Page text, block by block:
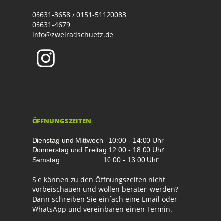
06631-3658 / 0151-51120083
06631-4679
info@zweiradschuetz.de
ÖFFNUNGSZEITEN
Dienstag und Mittwoch
10:00 - 14:00 Uhr
Donnerstag und Freitag 12:00 - 18:00 Uhr
Samstag 10:00 - 13:00 Uhr
Sie können zu den Öffnungszeiten nicht
vorbeischauen und wollen beraten werden?
Dann schreiben Sie einfach eine Email oder
WhatsApp und vereinbaren einen Termin.